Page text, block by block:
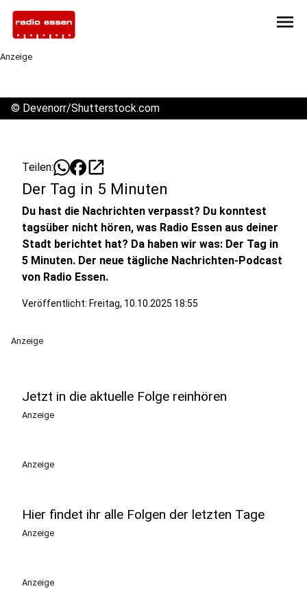
menu
Anzeige
© Devenorr/Shutterstock.com
Teilen: open_in_new
Der Tag in 5 Minuten
Du hast die Nachrichten verpasst? Du konntest
tagsüber nicht hören, was Radio Essen aus deiner
Stadt berichtet hat? Da haben wir was: Der Tag in
5 Minuten. Der neue tägliche Nachrichten-Podcast
von Radio Essen.
Veröffentlicht: Freitag, 10.10.2025 18:55
Anzeige
Jetzt in die aktuelle Folge reinhören
Anzeige
Anzeige
Hier findet ihr alle Folgen der letzten Tage
Anzeige
Anzeige